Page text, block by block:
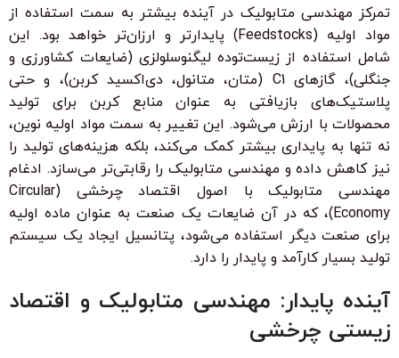
تمرکز مهندسی متابولیک در آینده بیشتر به سمت استفاده از
مواد اولیه (Feedstocks) پایدارتر و ارزان‌تر خواهد بود. این
شامل استفاده از زیست‌توده لیگنوسلولزی (ضایعات کشاورزی و
جنگلی)، گازهای C1 (متان، متانول، دی‌اکسید کربن)، و حتی
پلاستیک‌های بازیافتی به عنوان منابع کربن برای تولید
محصولات با ارزش می‌شود. این تغییر به سمت مواد اولیه نوین،
نه تنها به پایداری بیشتر کمک می‌کند، بلکه هزینه‌های تولید را
نیز کاهش داده و مهندسی متابولیک را رقابتی‌تر می‌سازد. ادغام
مهندسی متابولیک با اصول اقتصاد چرخشی (Circular
Economy)، که در آن ضایعات یک صنعت به عنوان ماده اولیه
برای صنعت دیگر استفاده می‌شود، پتانسیل ایجاد یک سیستم
تولید بسیار کارآمد و پایدار را دارد.
آینده پایدار: مهندسی متابولیک و اقتصاد
زیستی چرخشی